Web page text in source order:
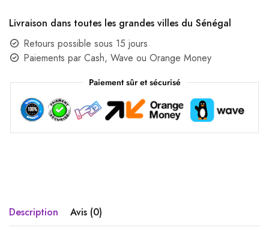
Livraison dans toutes les grandes villes du Sénégal
Retours possible sous 15 jours
Paiements par Cash, Wave ou Orange Money
Paiement sûr et sécurisé
Description Avis (0)